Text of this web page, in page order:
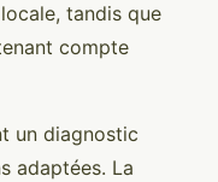
tandis que
compte
un diagnostic
adaptées. La